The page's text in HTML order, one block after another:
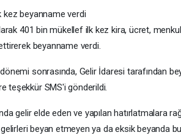
kez beyanname verdi
401 bin mükellef ilk kez kira, ücret,
beyanname verdi.
sonrasında, Gelir İdaresi tarafından
teşekkür SMS'i gönderildi.
gelir elde eden ve yapılan
beyan etmeyen ya da eksik beyanda